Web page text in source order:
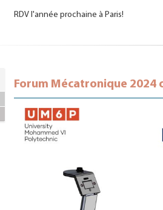
RDV l'année prochaine à Paris!
Forum Mécatronique 2024